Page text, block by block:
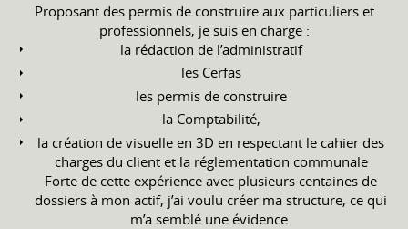
Proposant des permis de construire aux particuliers et
professionnels, je suis en charge :
la rédaction de l’administratif
les Cerfas
les permis de construire
la Comptabilité,
la création de visuelle en 3D en respectant le cahier des
charges du client et la réglementation communale
Forte de cette expérience avec plusieurs centaines de
dossiers à mon actif, j’ai voulu créer ma structure, ce qui
m’a semblé une évidence.